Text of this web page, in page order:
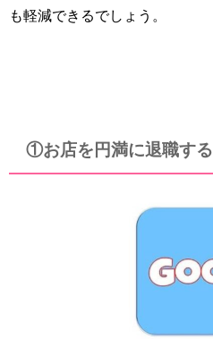
も軽減できるでしょう。
①お店を円満に退職する